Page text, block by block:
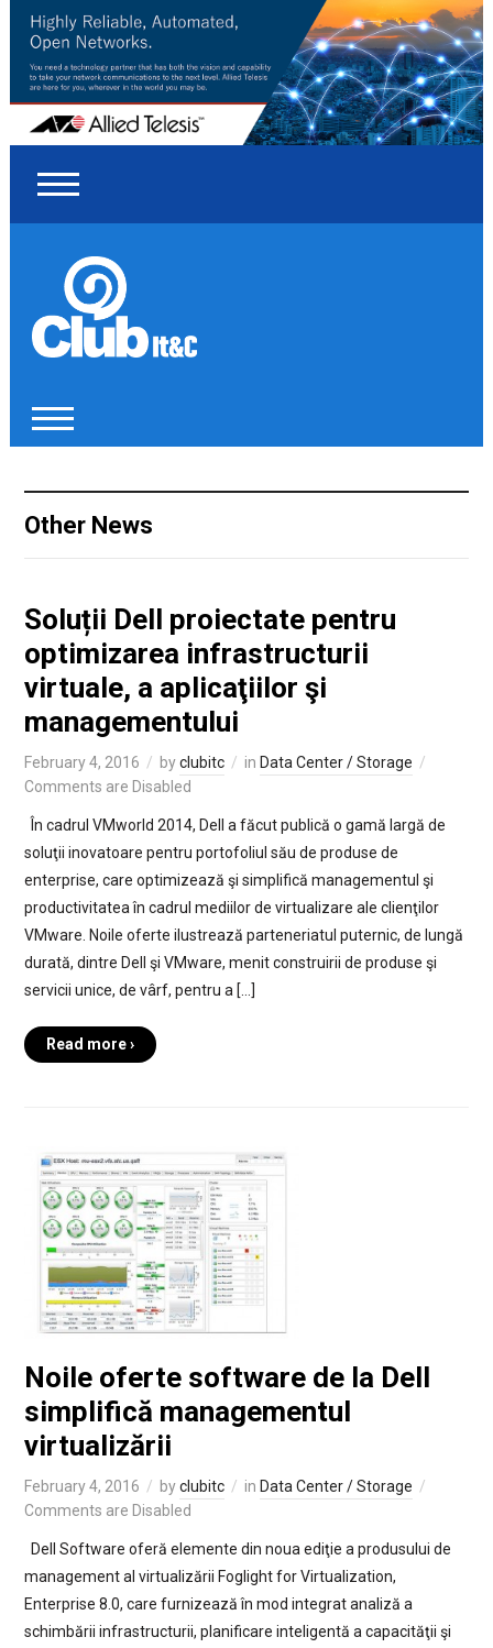
Other News
Soluții Dell proiectate pentru
optimizarea infrastructurii
virtuale, a aplicaţiilor şi
managementului
February 4, 2016 byclubitc in Data Center / Storage
Comments are Disabled
În cadrul VMworld 2014, Dell a făcut publică o gamă largă de
soluţii inovatoare pentru portofoliul său de produse de
enterprise, care optimizează şi simplifică managementul şi
productivitatea în cadrul mediilor de virtualizare ale clienţilor
VMware. Noile oferte ilustrează parteneriatul puternic, de lungă
durată, dintre Dell şi VMware, menit construirii de produse şi
servicii unice, de vârf, pentru a […]
Read more ›
Noile oferte software de la Dell
simplifică managementul
virtualizării
February 4, 2016 byclubitc in Data Center / Storage
Comments are Disabled
Dell Software oferă elemente din noua ediţie a produsului de
management al virtualizării Foglight for Virtualization,
Enterprise 8.0, care furnizează în mod integrat analiză a
schimbării infrastructurii, planificare inteligentă a capacităţii şi